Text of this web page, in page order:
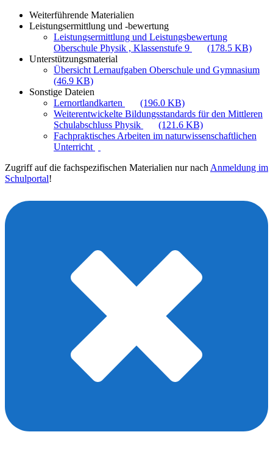
Weiterführende Materialien
Leistungsermittlung und -bewertung
Leistungsermittlung und Leistungsbewertung
Oberschule Physik , Klassenstufe 9
(178.5 KB)
Unterstützungsmaterial
Übersicht Lernaufgaben Oberschule und Gymnasium
(46.9 KB)
Sonstige Dateien
Lernortlandkarten
(196.0 KB)
Weiterentwickelte Bildungsstandards für den Mittleren
Schulabschluss Physik
(121.6 KB)
Fachpraktisches Arbeiten im naturwissenschaftlichen
Unterricht
Zugriff auf die fachspezifischen Materialien nur nach Anmeldung im
Schulportal!